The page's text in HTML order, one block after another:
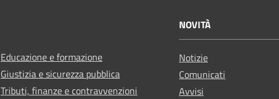
Educazione e formazione
Giustizia e sicurezza pubblica
Tributi, finanze e contravvenzioni
NOVITÀ
Notizie
Comunicati
Avvisi